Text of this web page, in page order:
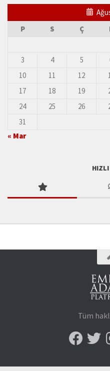
P
S Ç
3
4 5
10
11 12
17
18 19
24
25 26
31
« Mar
HIZLI
Tüm